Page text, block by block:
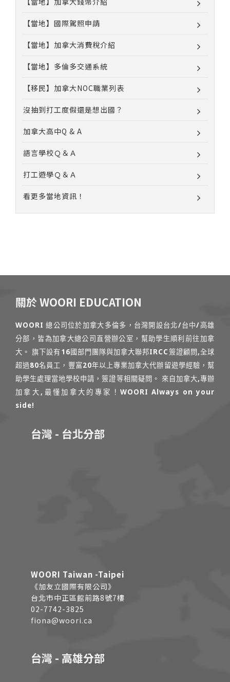
【當地】國際駕照申請
【當地】加拿大消費稅介紹
【當地】多倫多交通系統
【移民】加拿大NOC職業列表
沒抽到打工度假還是想出國？
加拿大高中Q & A
語言學校Ｑ＆Ａ
打工遊學Ｑ＆Ａ
看更多當地資訊！
關於 WOORI EDUCATION
WOORI 總公司位於加拿大多倫多，台灣開設台北/台中/高雄
分部，皆為加拿大總公司直營辦公室，幫助學生順利前往加拿
大。 旗下設有16國部門團隊與加拿大聯邦IRCC簽證顧問,全球
超過80名員工，豐富20年以上專業加拿大代辦留遊學經驗，幫
助學生處理當地學校申請，簽證等相關疑問。 來自加拿大,專辦
加拿大,最懂加拿大的專家！WOORI Always on your
side!
台灣 - 台北分部
WOORI Taiwan -Taipei
《加友立國際有限公司》
台北市中正區館前路8號7樓
02-7742-3825
fiona@woori.ca
台灣 - 高雄分部